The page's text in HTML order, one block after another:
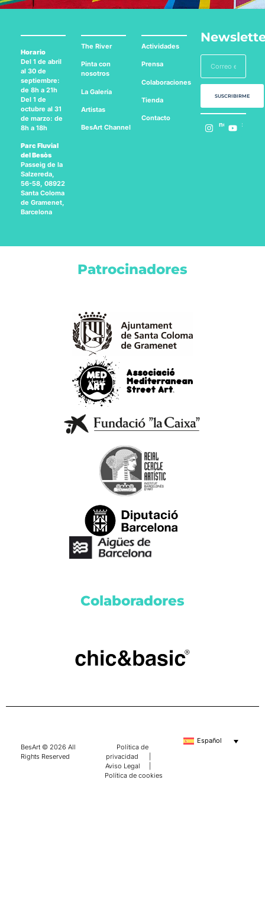
Horario
Del 1 de abril
al 30 de
septiembre:
de 8h a 21h
Del 1 de
octubre al 31
de marzo: de
8h a 18h
Parc Fluvial
del Besòs
Passeig de la
Salzereda,
56-58, 08922
Santa Coloma
de Gramenet,
Barcelona
The River
Pinta con
nosotros
La Galería
Artistas
BesArt Channel
Actividades
Prensa
Colaboraciones
Tienda
Contacto
SUSCRIBIRME
Síguenos en:
Patrocinadores
Colaboradores
BesArt © 2026 All
Rights Reserved
Política de
privacidad
Aviso Legal
Política de cookies
Español